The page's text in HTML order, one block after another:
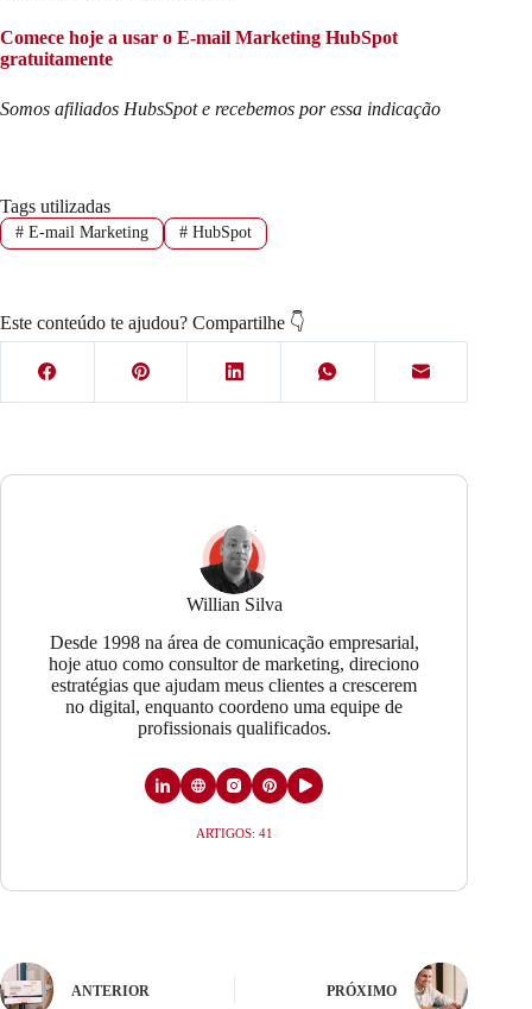
Comece hoje a usar o E-mail Marketing HubSpot
gratuitamente
Somos afiliados HubsSpot e recebemos por essa indicação
Tags utilizadas
#E-mail Marketing #HubSpot
Este conteúdo te ajudou? Compartilhe 👇
Willian Silva
Desde 1998 na área de comunicação empresarial,
hoje atuo como consultor de marketing, direciono
estratégias que ajudam meus clientes a crescerem
no digital, enquanto coordeno uma equipe de
profissionais qualificados.
ARTIGOS: 41
ANTERIOR PRÓXIMO